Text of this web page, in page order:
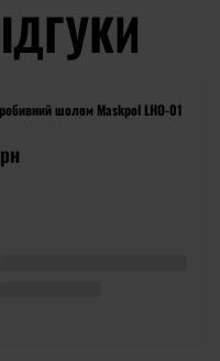
шолом Maskpol LHO-01